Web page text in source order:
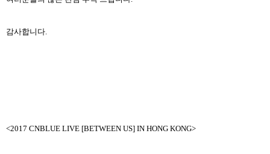
감사합니다.
<2017 CNBLUE LIVE [BETWEEN US] IN HONG KONG>